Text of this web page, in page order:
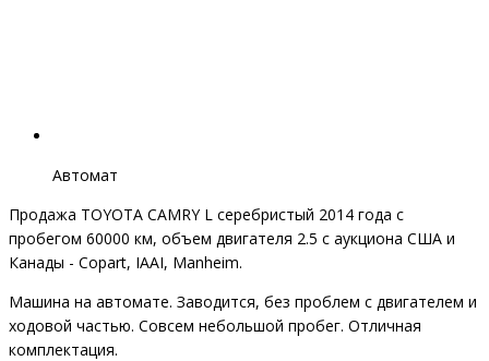
Автомат
Продажа TOYOTA CAMRY L серебристый 2014 года с
пробегом 60000 км, объем двигателя 2.5 с аукциона США и
Канады - Copart, IAAI, Manheim.
Машина на автомате. Заводится, без проблем с двигателем и
ходовой частью. Совсем небольшой пробег. Отличная
комплектация.